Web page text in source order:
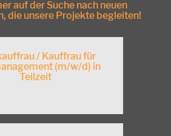
auf der Suche nach neuen
die unsere Projekte begleiten!
/ Kauffrau für
(m/w/d) in
Teilzeit